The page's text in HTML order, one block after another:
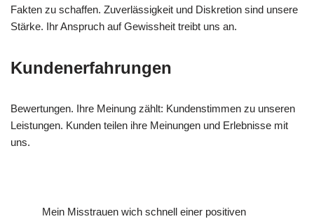
Fakten zu schaffen. Zuverlässigkeit und Diskretion sind unsere
Stärke. Ihr Anspruch auf Gewissheit treibt uns an.
Kundenerfahrungen
Bewertungen. Ihre Meinung zählt: Kundenstimmen zu unseren
Leistungen. Kunden teilen ihre Meinungen und Erlebnisse mit
uns.
Mein Misstrauen wich schnell einer positiven